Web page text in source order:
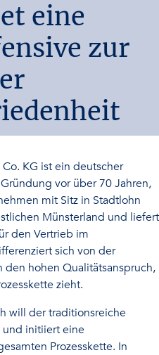
eine
zur
KG ist ein deutscher
vor über 70 Jahren,
mit Sitz in Stadtlohn
Münsterland und liefert
den Vertrieb im
sich von der
den hohen Qualitätsanspruch,
zieht.
will der traditionsreiche
initiiert eine
Prozesskette. In